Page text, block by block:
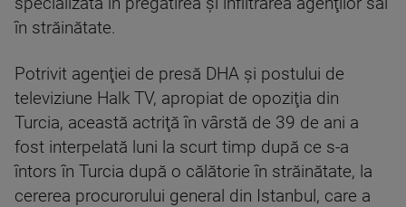
în străinătate.
Potrivit agenţiei de presă DHA şi postului de
televiziune Halk TV, apropiat de opoziţia din
Turcia, această actriţă în vârstă de 39 de ani a
fost interpelată luni la scurt timp după ce s-a
întors în Turcia după o călătorie în străinătate, la
cererea procurorului general din Istanbul, care a